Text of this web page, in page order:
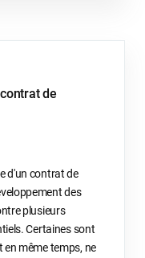
de
d'un contrat de
des
plusieurs
Certaines sont
même temps, ne